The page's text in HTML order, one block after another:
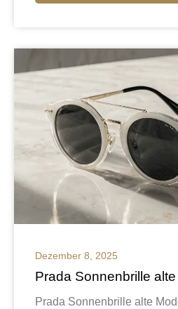
Dezember 8, 2025
Prada Sonnenbrille
Prada Sonnenbrille alte